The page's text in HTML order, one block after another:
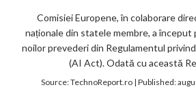
Comisiei Europene, în colaborare
naționale din statele membre, a început
noilor prevederi din Regulamentul
(AI Act). Odată cu această
Source:TechnoReport.ro| Published: